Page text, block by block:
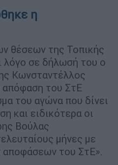
η
θέσεων της Τοπικής
λόγο σε δήλωσή του ο
Κωνσταντέλλος
του ΣτΕ
του αγώνα που δίνει
και ειδικότερα οι
Βούλας
μήνες με
αποφάσεων του ΣτΕ».